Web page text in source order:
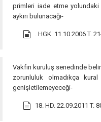
primleri iade etme
aykırı bulunacağı-
. HGK. 11.10.2006 T.
Vakfın kuruluş senedinde
zorunluluk olmadıkça
genişletilemeyeceği-
18. HD. 22.09.2011 T.